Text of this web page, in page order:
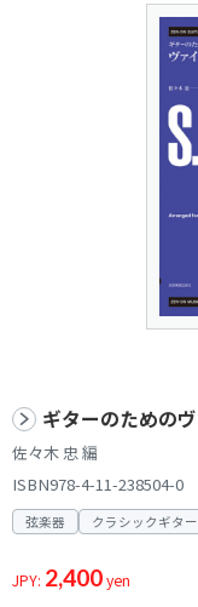
ギターのための
佐々木 忠 編
ISBN978-4-11-238504-0
弦楽器 クラシックギター
JPY: 2,400yen